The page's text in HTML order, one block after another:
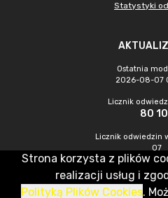
Statystyki
Ostatnia
2026-08-07
Licznik
80
Licznik odwiedzin
07
227
CMS & Hosting: Nefeni Sp. z o.o.
Strona korzysta z plików
realizacji usług i
Polityką Plików Cookies.